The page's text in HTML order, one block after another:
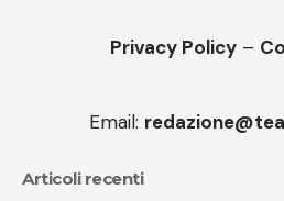
Privacy Policy –
Email:
Articoli recenti